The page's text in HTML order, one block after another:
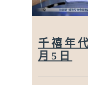
收16宗怀疑
电子签证网
访问：个人
私隐专员 钟
主题：贸发
千禧年
月5日